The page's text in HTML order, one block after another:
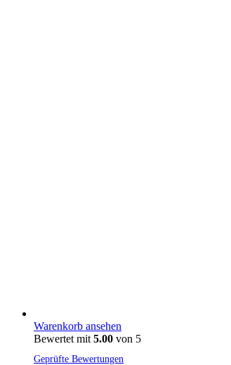
Warenkorb ansehen
Bewertet mit 5.00 von 5
Geprüfte Bewertungen